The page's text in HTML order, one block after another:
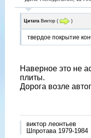
Цитата Виктор ( )
твердое покрытие
Наверное это не
плиты.
Дорога возле
виктор леонтьев
Шпротава 1979-1984